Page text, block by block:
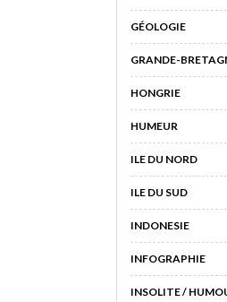
GÉOLOGIE
GRANDE-
HONGRIE
HUMEUR
ILE DU NORD
ILE DU SUD
INDONESIE
INFOGRAPHIE
INSOLITE /